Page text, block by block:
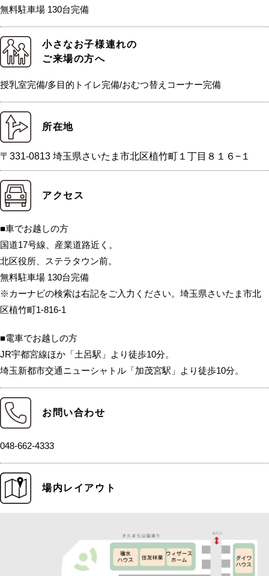
無料駐車場 130台完備
小さなお子様連れの
ご来場の方へ
授乳室完備/多目的トイレ完備/おむつ替えコーナー完備
所在地
〒331-0813 埼玉県さいたま市北区植竹町１丁目８１６−１
アクセス
■車でお越しの方
国道17号線、産業道路近く。
北区役所、ステラタウン前。
無料駐車場 130台完備
※カーナビの検索は右記をご入力ください。埼玉県さいたま市北
区植竹町1-816-1
■電車でお越しの方
JR宇都宮線ほか「土呂駅」より徒歩10分。
埼玉新都市交通ニューシャトル「加茂宮駅」より徒歩10分。
お問い合わせ
048-662-4333
場内レイアウト